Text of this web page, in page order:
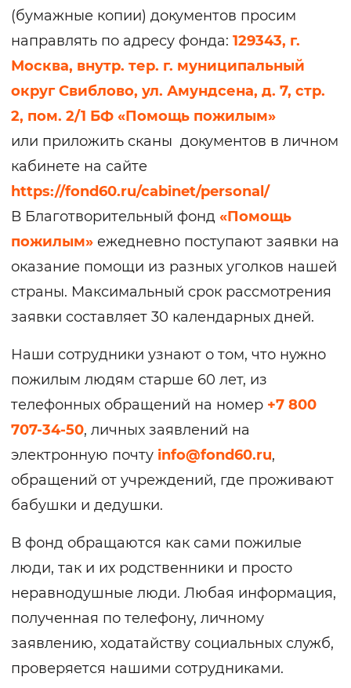
(бумажные копии) документов просим
направлять по адресу фонда: 129343, г.
Москва, внутр. тер. г. муниципальный
округ Свиблово, ул. Амундсена, д. 7, стр.
2, пом. 2/1 БФ «Помощь пожилым»
или приложить сканы документов в личном
кабинете на сайте
https://fond60.ru/cabinet/personal/
В Благотворительный фонд «Помощь
пожилым» ежедневно поступают заявки на
оказание помощи из разных уголков нашей
страны. Максимальный срок рассмотрения
заявки составляет 30 календарных дней.
Наши сотрудники узнают о том, что нужно
пожилым людям старше 60 лет, из
телефонных обращений на номер +7 800
707-34-50, личных заявлений на
электронную почту info@fond60.ru,
обращений от учреждений, где проживают
бабушки и дедушки.
В фонд обращаются как сами пожилые
люди, так и их родственники и просто
неравнодушные люди. Любая информация,
полученная по телефону, личному
заявлению, ходатайству социальных служб,
проверяется нашими сотрудниками.